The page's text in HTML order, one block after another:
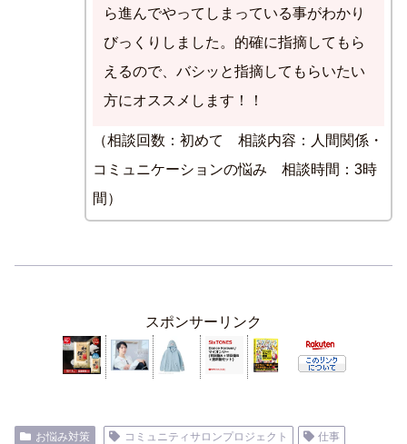
ら進んでやってしまっている事がわかり
びっくりしました。的確に指摘してもら
えるので、バシッと指摘してもらいたい
方にオススメします！！
（相談回数：初めて 相談内容：人間関係・
コミュニケーションの悩み 相談時間：3時
間）
スポンサーリンク
お悩み対策 コミュニティサロンプロジェクト 仕事